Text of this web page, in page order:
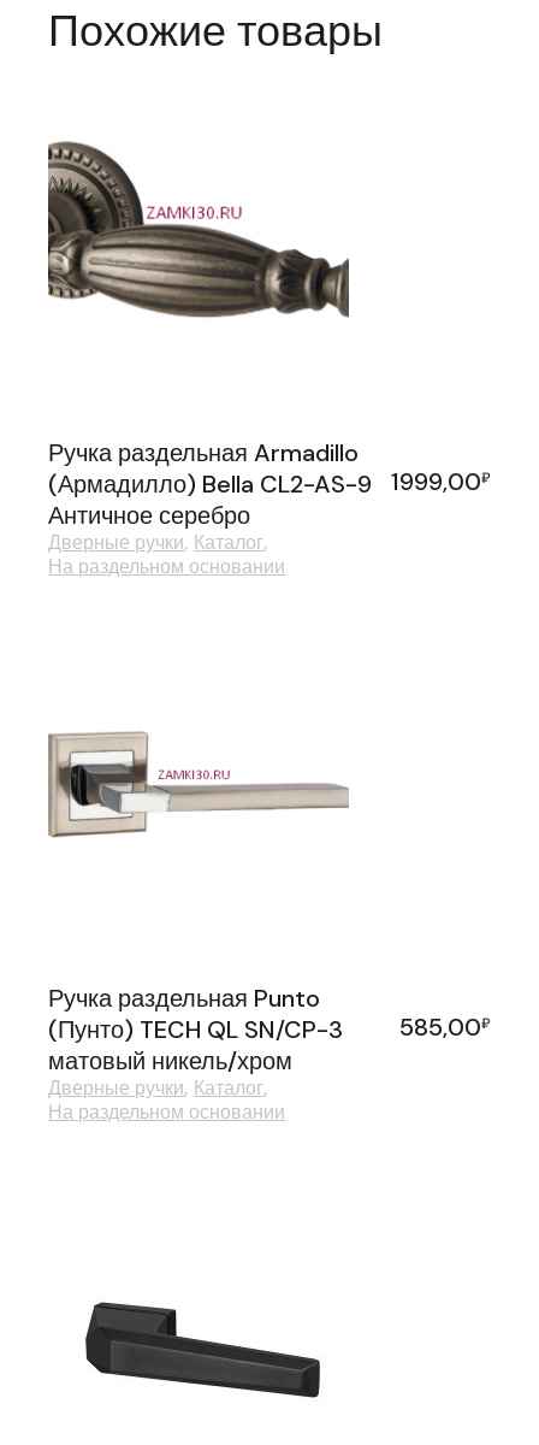
Похожие товары
Ручка раздельная Armadillo
(Армадилло) Bella CL2-AS-9
Античное серебро
1999,00₽
Дверные ручки Каталог
На раздельном основании
Ручка раздельная Punto
(Пунто) TECH QL SN/CP-3
матовый никель/хром
585,00₽
Дверные ручки Каталог
На раздельном основании